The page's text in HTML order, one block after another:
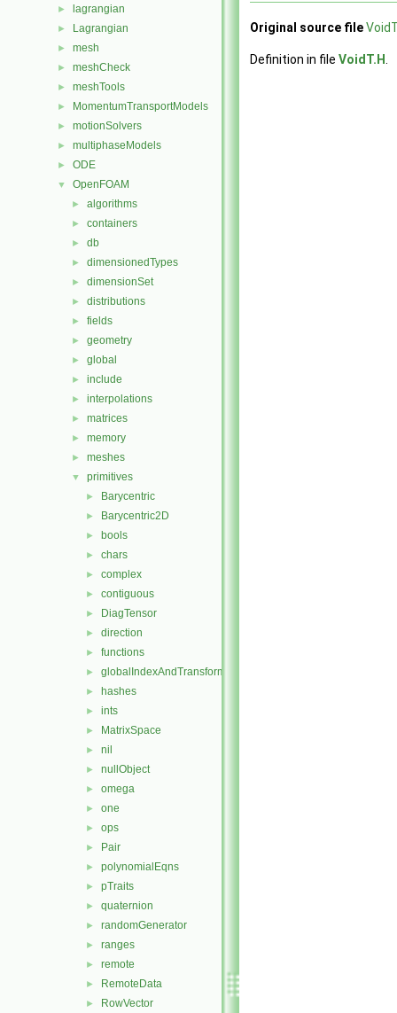
► lagrangian
► Lagrangian
► mesh
► meshCheck
► meshTools
► MomentumTransportModels
► motionSolvers
► multiphaseModels
► ODE
▼ OpenFOAM
► algorithms
► containers
► db
► dimensionedTypes
► dimensionSet
► distributions
► fields
► geometry
► global
► include
► interpolations
► matrices
► memory
► meshes
▼ primitives
► Barycentric
► Barycentric2D
► bools
► chars
► complex
► contiguous
► DiagTensor
► direction
► functions
► globalIndexAndTransform
► hashes
► ints
► MatrixSpace
► nil
► nullObject
► omega
► one
► ops
► Pair
► polynomialEqns
► pTraits
► quaternion
► randomGenerator
► ranges
► remote
► RemoteData
► RowVector
Original source file
Definition in file VoidT.H